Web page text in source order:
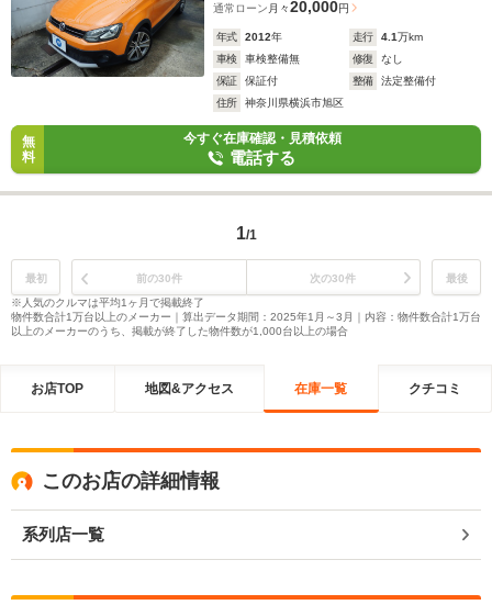
通常ローン 月々20,000円
年式 2012年 走行 4.1万km
車検
車検整備無 修復
なし
保証
保証付 整備
法定整備付
住所
神奈川県横浜市旭区
無
料
今すぐ在庫確認・見積依頼
電話する
1/1
最初 前の30件 次の30件
最後
※人気のクルマは平均1ヶ月で掲載終了
物件数合計1万台以上のメーカー｜算出データ期間：2025年1月～3月｜内容：物件数合計1万台
以上のメーカーのうち、掲載が終了した物件数が1,000台以上の場合
お店TOP 地図&アクセス 在庫一覧 クチコミ
このお店の詳細情報
系列店一覧